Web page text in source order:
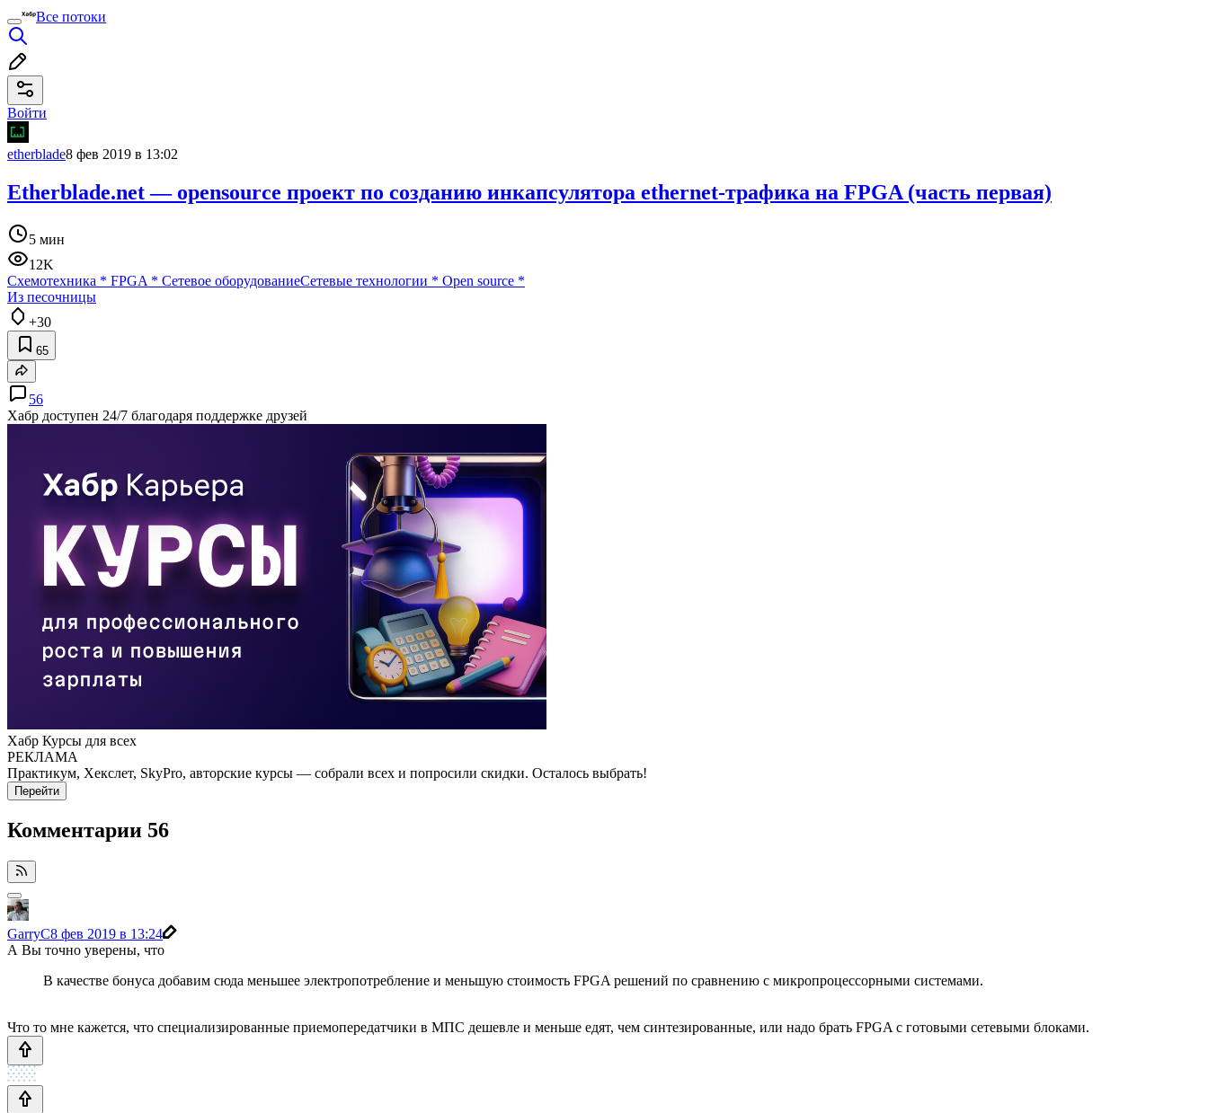
Все потоки
Войти
etherblade8 фев 2019 в 13:02
Etherblade.net — opensource проект по созданию инкапсулятора ethernet-трафика на FPGA (часть первая)
5 мин
12K
Схемотехника * FPGA * Сетевое оборудованиеСетевые технологии * Open source *
Из песочницы
+30
65
56
Хабр доступен 24/7 благодаря поддержке друзей
Хабр Курсы для всех
РЕКЛАМА
Практикум, Хекслет, SkyPro, авторские курсы — собрали всех и попросили скидки. Осталось выбрать!
Перейти
Комментарии 56
GarryC8 фев 2019 в 13:24
А Вы точно уверены, что
В качестве бонуса добавим сюда меньшее электропотребление и меньшую стоимость FPGA решений по сравнению с микропроцессорными системами.
Что то мне кажется, что специализированные приемопередатчики в МПС дешевле и меньше едят, чем синтезированные, или надо брать FPGA с готовыми сетевыми блоками.